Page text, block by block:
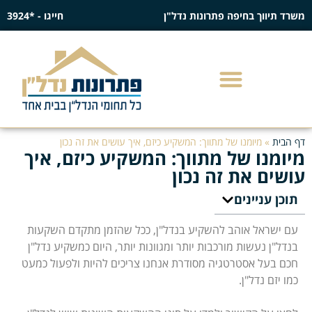
משרד תיווך בחיפה פתרונות נדל"ן חייגו - *3924
דף הבית » מיומנו של מתווך: המשקיע כיזם, איך עושים את זה נכון
מיומנו של מתווך: המשקיע כיזם, איך
עושים את זה נכון
תוכן עניינים
עם ישראל אוהב להשקיע בנדל"ן, ככל שהזמן מתקדם השקעות
בנדל"ן נעשות מורכבות יותר ומגוונות יותר, היום כמשקיע נדל"ן
חכם בעל אסטרטגיה מסודרת אנחנו צריכים להיות ולפעול כמעט
כמו יזם נדל"ן.